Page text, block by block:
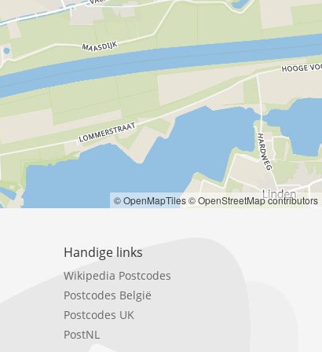
© OpenMapTiles© OpenStreetMap contributors
Handige links
Wikipedia Postcodes
Postcodes België
Postcodes UK
PostNL